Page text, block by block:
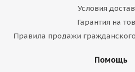
Условия
Гарантия на
Правила продажи
Помощь